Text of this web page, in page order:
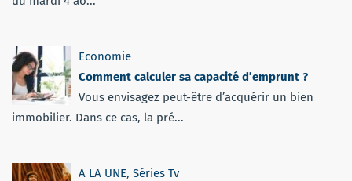
Economie
Comment calculer sa capacité d’emprunt ?
Vous envisagez peut-être d’acquérir un bien
immobilier. Dans ce cas, la pré...
A LA UNE, Séries Tv